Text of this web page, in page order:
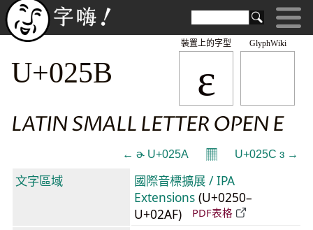
GlyphWiki
ɛ
裝置上的字型
U+025B
LATIN SMALL LETTER OPEN E
← ɚ U+025A 𝄜 U+025C ɜ →
文字區域
國際音標擴展 / IPA
Extensions (U+0250–
U+02AF)
PDF表格